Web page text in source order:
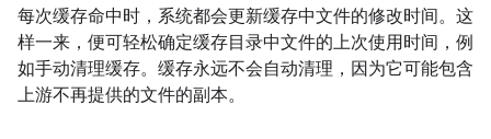
每次缓存命中时，系统都会更新缓存中文件的修改时间。这
样一来，便可轻松确定缓存目录中文件的上次使用时间，例
如手动清理缓存。缓存永远不会自动清理，因为它可能包含
上游不再提供的文件的副本。